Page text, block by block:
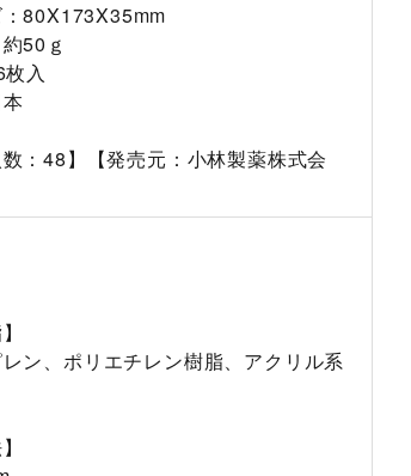
80X173X35mm
50ｇ
入
数：48】【発売元：小林製薬株式会
ン、ポリエチレン樹脂、アクリル系